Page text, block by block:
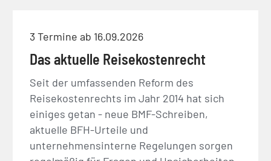
3 Termine ab 16.09.2026
Das aktuelle Reisekostenrecht
Seit der umfassenden Reform des
Reisekostenrechts im Jahr 2014 hat sich
einiges getan - neue BMF-Schreiben,
aktuelle BFH-Urteile und
unternehmensinterne Regelungen sorgen